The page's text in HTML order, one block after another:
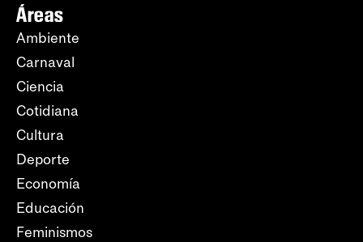
Áreas
Ambiente
Carnaval
Ciencia
Cotidiana
Cultura
Deporte
Economía
Educación
Feminismos